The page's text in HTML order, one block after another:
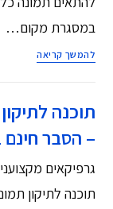
במסגרת מקום…
להמשך קריאה
תוכנה
– הסבר חינם
גרפיקאים
תוכנה לתיקון